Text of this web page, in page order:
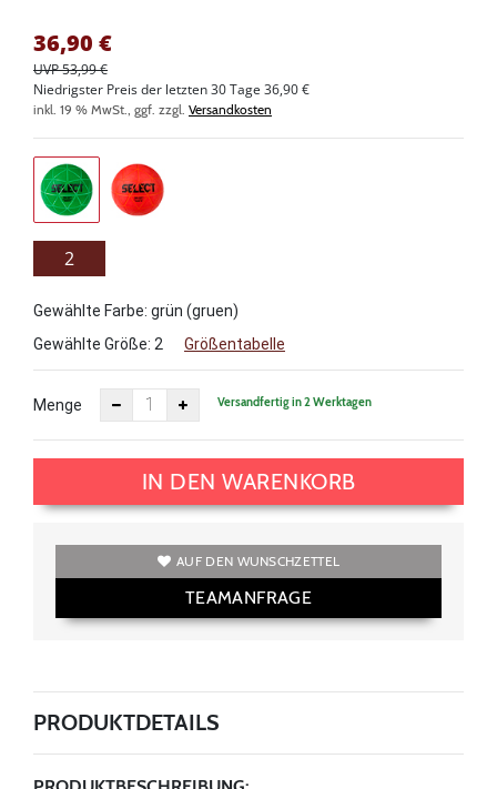
36,90 €
UVP 53,99 €
Niedrigster Preis der letzten 30 Tage 36,90 €
inkl. 19 % MwSt., ggf. zzgl. Versandkosten
2
Gewählte Farbe: grün (gruen)
Gewählte Größe: 2 Größentabelle
Menge Versandfertig in 2 Werktagen
IN DEN WARENKORB
AUF DEN WUNSCHZETTEL
TEAMANFRAGE
PRODUKTDETAILS